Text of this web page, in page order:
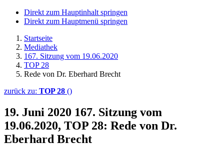
Direkt zum Hauptinhalt springen
Direkt zum Hauptmenü springen
Startseite
Mediathek
167. Sitzung vom 19.06.2020
TOP 28
Rede von Dr. Eberhard Brecht
zurück zu: TOP 28 ()
19. Juni 2020 167. Sitzung vom
19.06.2020, TOP 28: Rede von Dr.
Eberhard Brecht